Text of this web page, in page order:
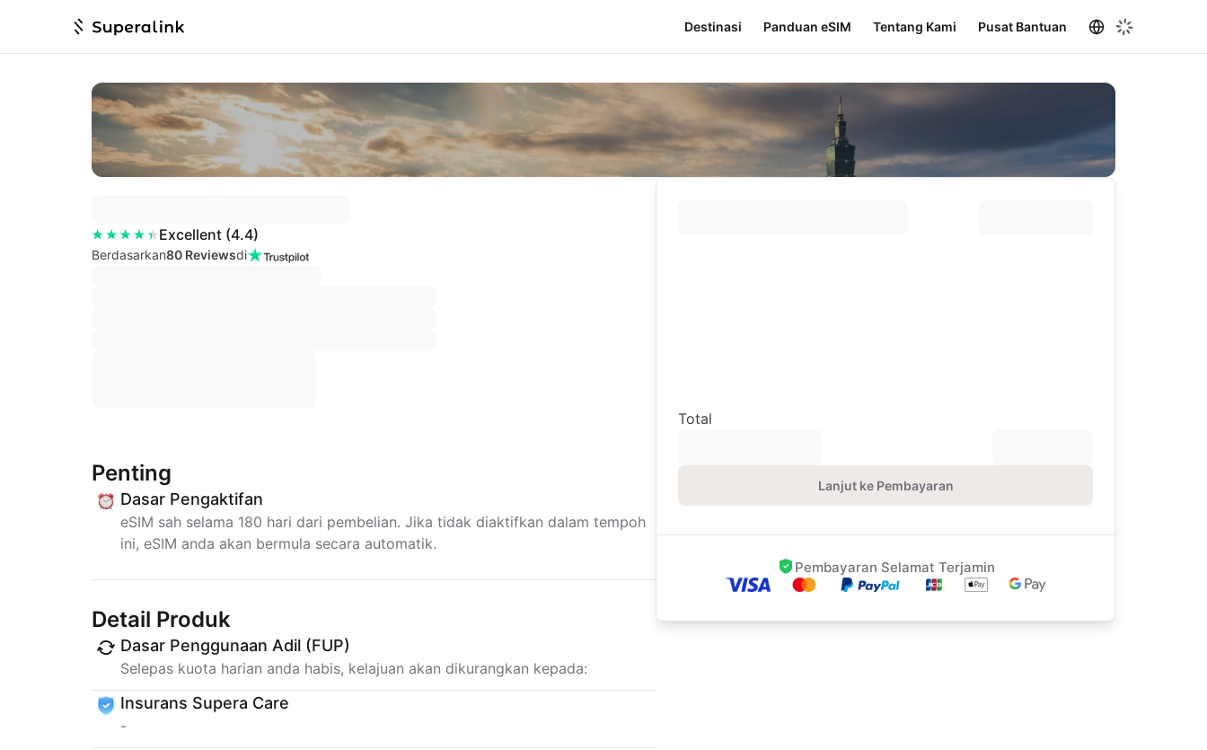
Destinasi Panduan eSIM Tentang Kami Pusat Bantuan
Excellent (4.4)
Berdasarkan80 Reviewsdi
Penting
Dasar Pengaktifan
eSIM sah selama 180 hari dari pembelian. Jika tidak diaktifkan dalam tempoh
ini, eSIM anda akan bermula secara automatik.
Detail Produk
Dasar Penggunaan Adil (FUP)
Selepas kuota harian anda habis, kelajuan akan dikurangkan kepada:
Insurans Supera Care
-
Total
Lanjut ke Pembayaran
Pembayaran Selamat Terjamin